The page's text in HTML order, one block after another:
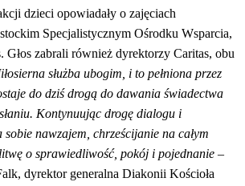
dzieci opowiadały o zajęciach
Specjalistycznym Ośrodku Wsparcia,
Głos zabrali również dyrektorzy Caritas, obu
służba ubogim, i to pełniona przez
do dziś drogą do dawania świadectwa
Kontynuując drogę dialogu i
sobie nawzajem, chrześcijanie na całym
o sprawiedliwość, pokój i pojednanie–
dyrektor generalna Diakonii Kościoła